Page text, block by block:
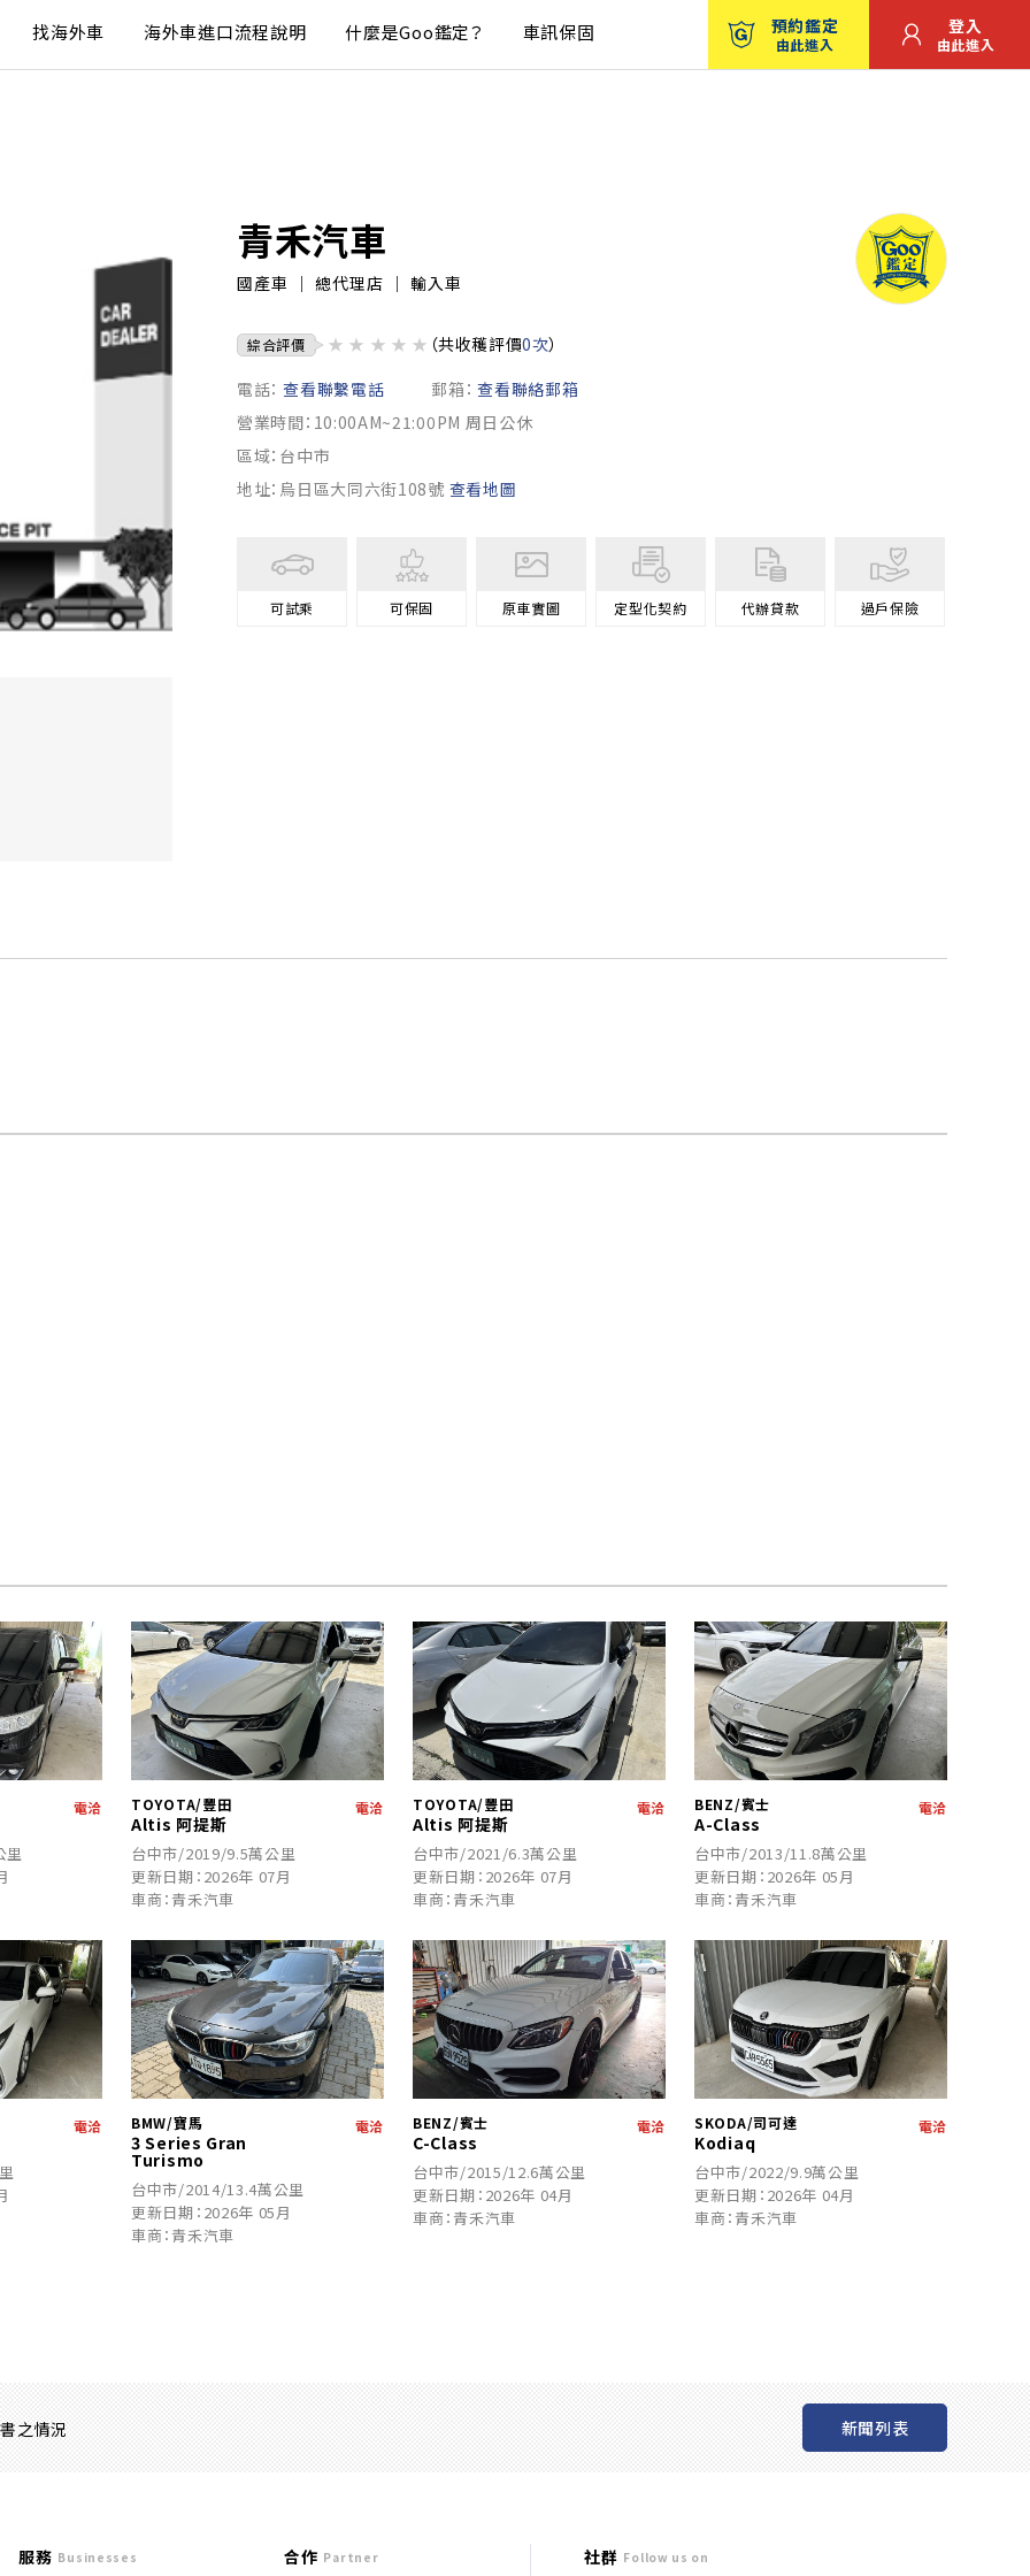
找海外車 海外車進口流程說明 什麼是Goo鑑定？ 車訊保固 預約鑑定
由此進入
登入
由此進入
青禾汽車
國產車 ｜ 總代理店 ｜ 輸入車
綜合評價 ★ ★ ★ ★ ★ （共收穫評價0次）
電話： 查看聯繫電話 郵箱： 查看聯絡郵箱
營業時間：10:00AM~21:00PM 周日公休
區域：台中市
地址：烏日區大同六街108號 查看地圖
可試乘 可保固 原車實圖 定型化契約 代辦貸款 過戶保險
電洽
里
TOYOTA/豐田
Altis 阿提斯
電洽
台中市/2019/9.5萬公里
更新日期：2026年 07月
車商：青禾汽車
TOYOTA/豐田
Altis 阿提斯
電洽
台中市/2021/6.3萬公里
更新日期：2026年 07月
車商：青禾汽車
BENZ/賓士
A-Class
電洽
台中市/2013/11.8萬公里
更新日期：2026年 05月
車商：青禾汽車
電洽 BMW/寶馬
3 Series Gran
Turismo
電洽
台中市/2014/13.4萬公里
更新日期：2026年 05月
車商：青禾汽車
BENZ/賓士
C-Class
電洽
台中市/2015/12.6萬公里
更新日期：2026年 04月
車商：青禾汽車
SKODA/司可達
Kodiaq
電洽
台中市/2022/9.9萬公里
更新日期：2026年 04月
車商：青禾汽車
之情況 新聞列表
服務 Businesses 合作 Partner 社群 Follow us on